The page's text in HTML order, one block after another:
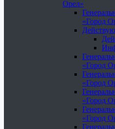
Орел»
«Город
«Город
«Город
«Город
«Город